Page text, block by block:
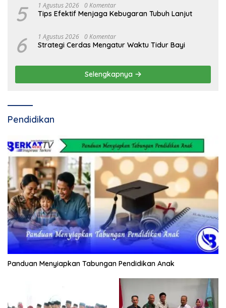
5 1 Agustus 2026 0 Komentar
Tips Efektif Menjaga Kebugaran Tubuh Lanjut
6 1 Agustus 2026 0 Komentar
Strategi Cerdas Mengatur Waktu Tidur Bayi
Selengkapnya
Pendidikan
Panduan Menyiapkan Tabungan Pendidikan Anak